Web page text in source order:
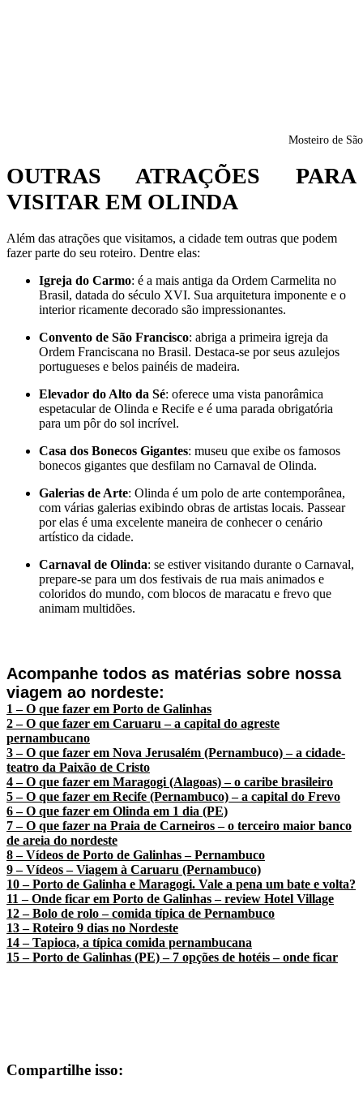
Mosteiro de
OUTRAS ATRAÇÕES PARA
VISITAR EM OLINDA
Além das atrações que visitamos, a cidade tem outras que podem
fazer parte do seu roteiro. Dentre elas:
Igreja do Carmo: é a mais antiga da Ordem Carmelita no
Brasil, datada do século XVI. Sua arquitetura imponente e o
interior ricamente decorado são impressionantes.
Convento de São Francisco: abriga a primeira igreja da
Ordem Franciscana no Brasil. Destaca-se por seus azulejos
portugueses e belos painéis de madeira.
Elevador do Alto da Sé: oferece uma vista panorâmica
espetacular de Olinda e Recife e é uma parada obrigatória
para um pôr do sol incrível.
Casa dos Bonecos Gigantes: museu que exibe os famosos
bonecos gigantes que desfilam no Carnaval de Olinda.
Galerias de Arte: Olinda é um polo de arte contemporânea,
com várias galerias exibindo obras de artistas locais. Passear
por elas é uma excelente maneira de conhecer o cenário
artístico da cidade.
Carnaval de Olinda: se estiver visitando durante o Carnaval,
prepare-se para um dos festivais de rua mais animados e
coloridos do mundo, com blocos de maracatu e frevo que
animam multidões.
Acompanhe todos as matérias sobre nossa
viagem ao nordeste:
1 – O que fazer em Porto de Galinhas
2 – O que fazer em Caruaru – a capital do agreste
pernambucano
3 – O que fazer em Nova Jerusalém (Pernambuco) – a cidade-
teatro da Paixão de Cristo
4 – O que fazer em Maragogi (Alagoas) – o caribe brasileiro
5 – O que fazer em Recife (Pernambuco) – a capital do Frevo
6 – O que fazer em Olinda em 1 dia (PE)
7 – O que fazer na Praia de Carneiros – o terceiro maior banco
de areia do nordeste
8 – Vídeos de Porto de Galinhas – Pernambuco
9 – Vídeos – Viagem à Caruaru (Pernambuco)
10 – Porto de Galinha e Maragogi. Vale a pena um bate e volta?
11 – Onde ficar em Porto de Galinhas – review Hotel Village
12 – Bolo de rolo – comida típica de Pernambuco
13 –Roteiro 9 dias no Nordeste
14 – Tapioca, a típica comida pernambucana
15 – Porto de Galinhas (PE) – 7 opções de hotéis – onde ficar
Compartilhe isso: